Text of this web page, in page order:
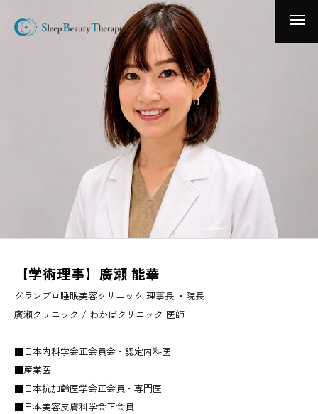
【学術理事】廣瀬 能華
グランプロ睡眠美容クリニック 理事長 ・院長
廣瀬クリニック / わかばクリニック 医師
■日本内科学会正会員会・認定内科医
■産業医
■日本抗加齢医学会正会員・専門医
■日本美容皮膚科学会正会員